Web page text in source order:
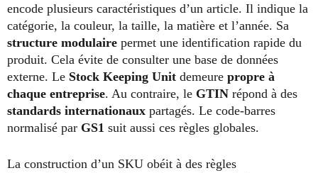
encode plusieurs caractéristiques d’un article. Il indique la
catégorie, la couleur, la taille, la matière et l’année. Sa
structure modulaire permet une identification rapide du
produit. Cela évite de consulter une base de données
externe. Le Stock Keeping Unit demeure propre à
chaque entreprise. Au contraire, le GTIN répond à des
standards internationaux partagés. Le code-barres
normalisé par GS1 suit aussi ces règles globales.
La construction d’un SKU obéit à des règles